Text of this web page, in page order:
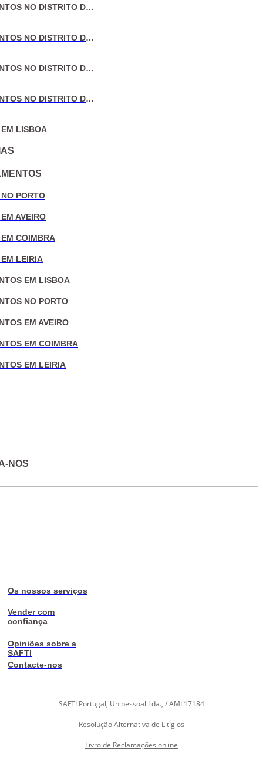
VENDA DE APARTAMENTOS NO DISTRITO DO PORTO
VENDA DE APARTAMENTOS NO DISTRITO DE AVEIRO
VENDA DE APARTAMENTOS NO DISTRITO DE COIMBRA
VENDA DE APARTAMENTOS NO DISTRITO DE LEIRIA
LISBOA
PORTO
AVEIRO
COIMBRA
LEIRIA
EM LISBOA
NO PORTO
EM AVEIRO
EM COIMBRA
EM LEIRIA
NOS
Os nossos serviços
Vender com
confiança
Opiniões sobre a
SAFTI
Contacte-nos
SAFTI Portugal, Unipessoal Lda., / AMI 17184
Resolução Alternativa de Litígios
Livro de Reclamações online